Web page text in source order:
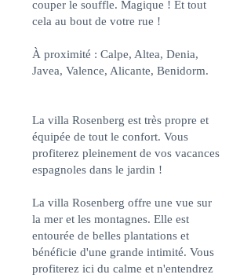
couper le souffle. Magique ! Et tout
cela au bout de votre rue !
À proximité : Calpe, Altea, Denia,
Javea, Valence, Alicante, Benidorm.
La villa Rosenberg est très propre et
équipée de tout le confort. Vous
profiterez pleinement de vos vacances
espagnoles dans le jardin !
La villa Rosenberg offre une vue sur
la mer et les montagnes. Elle est
entourée de belles plantations et
bénéficie d'une grande intimité. Vous
profiterez ici du calme et n'entendrez